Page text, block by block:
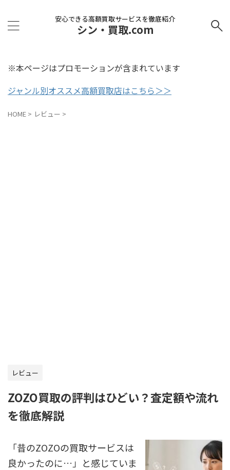
安心できる高額買取サービスを徹底紹介
シン・買取.com
※本ページはプロモーションが含まれています
ジャンル別オススメ高額買取店はこちら＞＞
HOME > レビュー >
レビュー
ZOZO買取の評判はひどい？査定額や流れ
を徹底解説
「昔のZOZOの買取サービスは
良かったのに…」と感じていま